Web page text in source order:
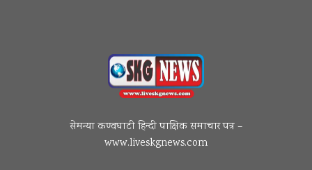
सेमन्या कण्वघाटी हिन्दी पाक्षिक समाचार पत्र –
www.liveskgnews.com